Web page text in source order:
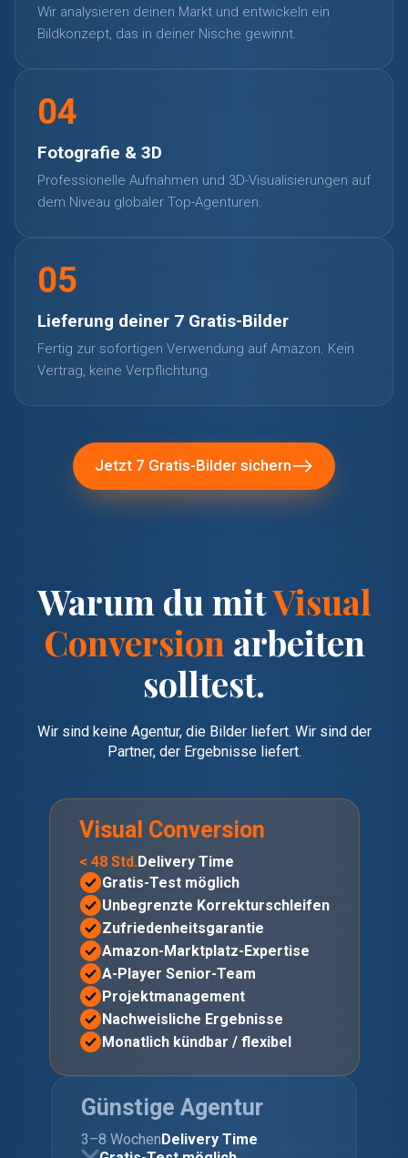
Wir analysieren deinen Markt und entwickeln ein
Bildkonzept, das in deiner Nische gewinnt.
04
Fotografie & 3D
Professionelle Aufnahmen und 3D-Visualisierungen auf
dem Niveau globaler Top-Agenturen.
05
Lieferung deiner 7 Gratis-Bilder
Fertig zur sofortigen Verwendung auf Amazon. Kein
Vertrag, keine Verpflichtung.
Jetzt 7 Gratis-Bilder sichern
Warum du mitVisual
Conversionarbeiten
solltest.
Wir sind keine Agentur, die Bilder liefert. Wir sind der
Partner, der Ergebnisse liefert.
Visual Conversion
< 48 Std. Delivery Time
Gratis-Test möglich
Unbegrenzte Korrekturschleifen
Zufriedenheitsgarantie
Amazon-Marktplatz-Expertise
A-Player Senior-Team
Projektmanagement
Nachweisliche Ergebnisse
Monatlich kündbar / flexibel
Günstige Agentur
3–8 Wochen Delivery Time